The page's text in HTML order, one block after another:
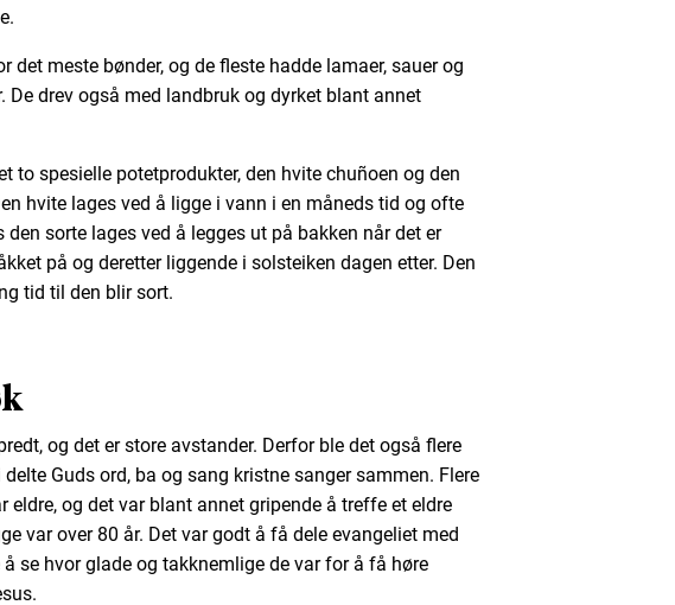
det meste bønder, og de fleste hadde lamaer, sauer og
De drev også med landbruk og dyrket blant annet
to spesielle potetprodukter, den hvite chuñoen og den
hvite lages ved å ligge i vann i en måneds tid og ofte
den sorte lages ved å legges ut på bakken når det er
på og deretter liggende i solsteiken dagen etter. Den
tid til den blir sort.
og det er store avstander. Derfor ble det også flere
Guds ord, ba og sang kristne sanger sammen. Flere
eldre, og det var blant annet gripende å treffe et eldre
var over 80 år. Det var godt å få dele evangeliet med
se hvor glade og takknemlige de var for å få høre